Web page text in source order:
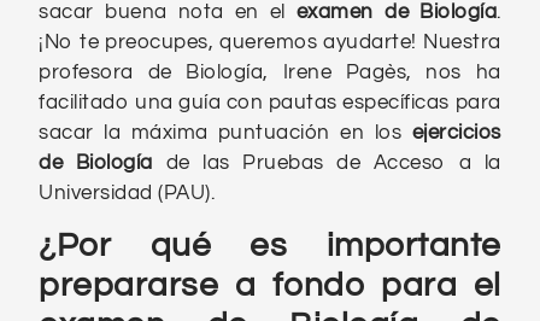
sacar buena nota en el examen de Biología.
¡No te preocupes, queremos ayudarte! Nuestra
profesora de Biología, Irene Pagès, nos ha
facilitado una guía con pautas específicas para
sacar la máxima puntuación en los ejercicios
de Biología de las Pruebas de Acceso a la
Universidad (PAU).
¿Por qué es importante
prepararse a fondo para el